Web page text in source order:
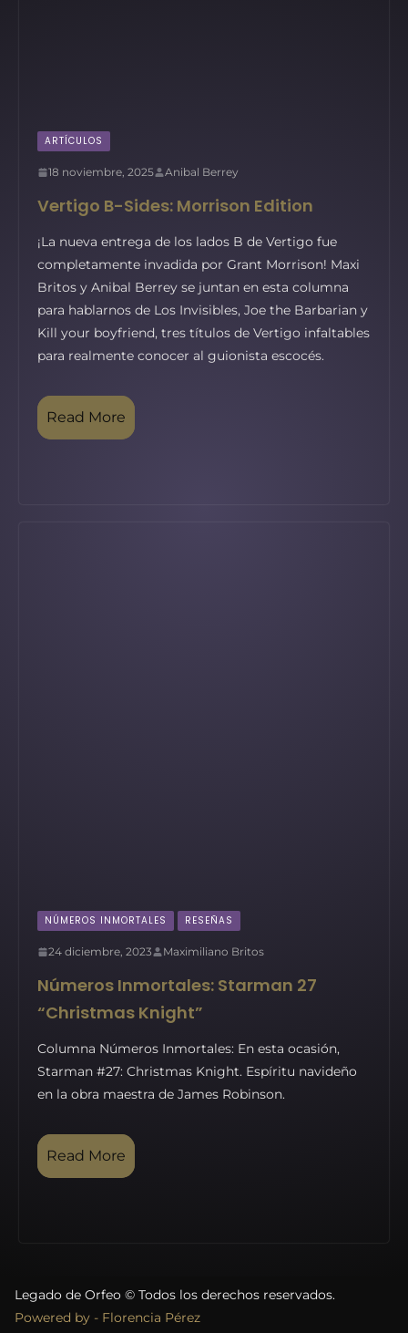
ARTÍCULOS
18 noviembre, 2025 Anibal Berrey
Vertigo B-Sides: Morrison Edition
¡La nueva entrega de los lados B de Vertigo fue
completamente invadida por Grant Morrison! Maxi
Britos y Anibal Berrey se juntan en esta columna
para hablarnos de Los Invisibles, Joe the Barbarian y
Kill your boyfriend, tres títulos de Vertigo infaltables
para realmente conocer al guionista escocés.
Read More
NÚMEROS INMORTALES RESEÑAS
24 diciembre, 2023 Maximiliano Britos
Números Inmortales: Starman 27
“Christmas Knight”
Columna Números Inmortales: En esta ocasión,
Starman #27: Christmas Knight. Espíritu navideño
en la obra maestra de James Robinson.
Read More
Legado de Orfeo © Todos los derechos reservados.
Powered by - Florencia Pérez